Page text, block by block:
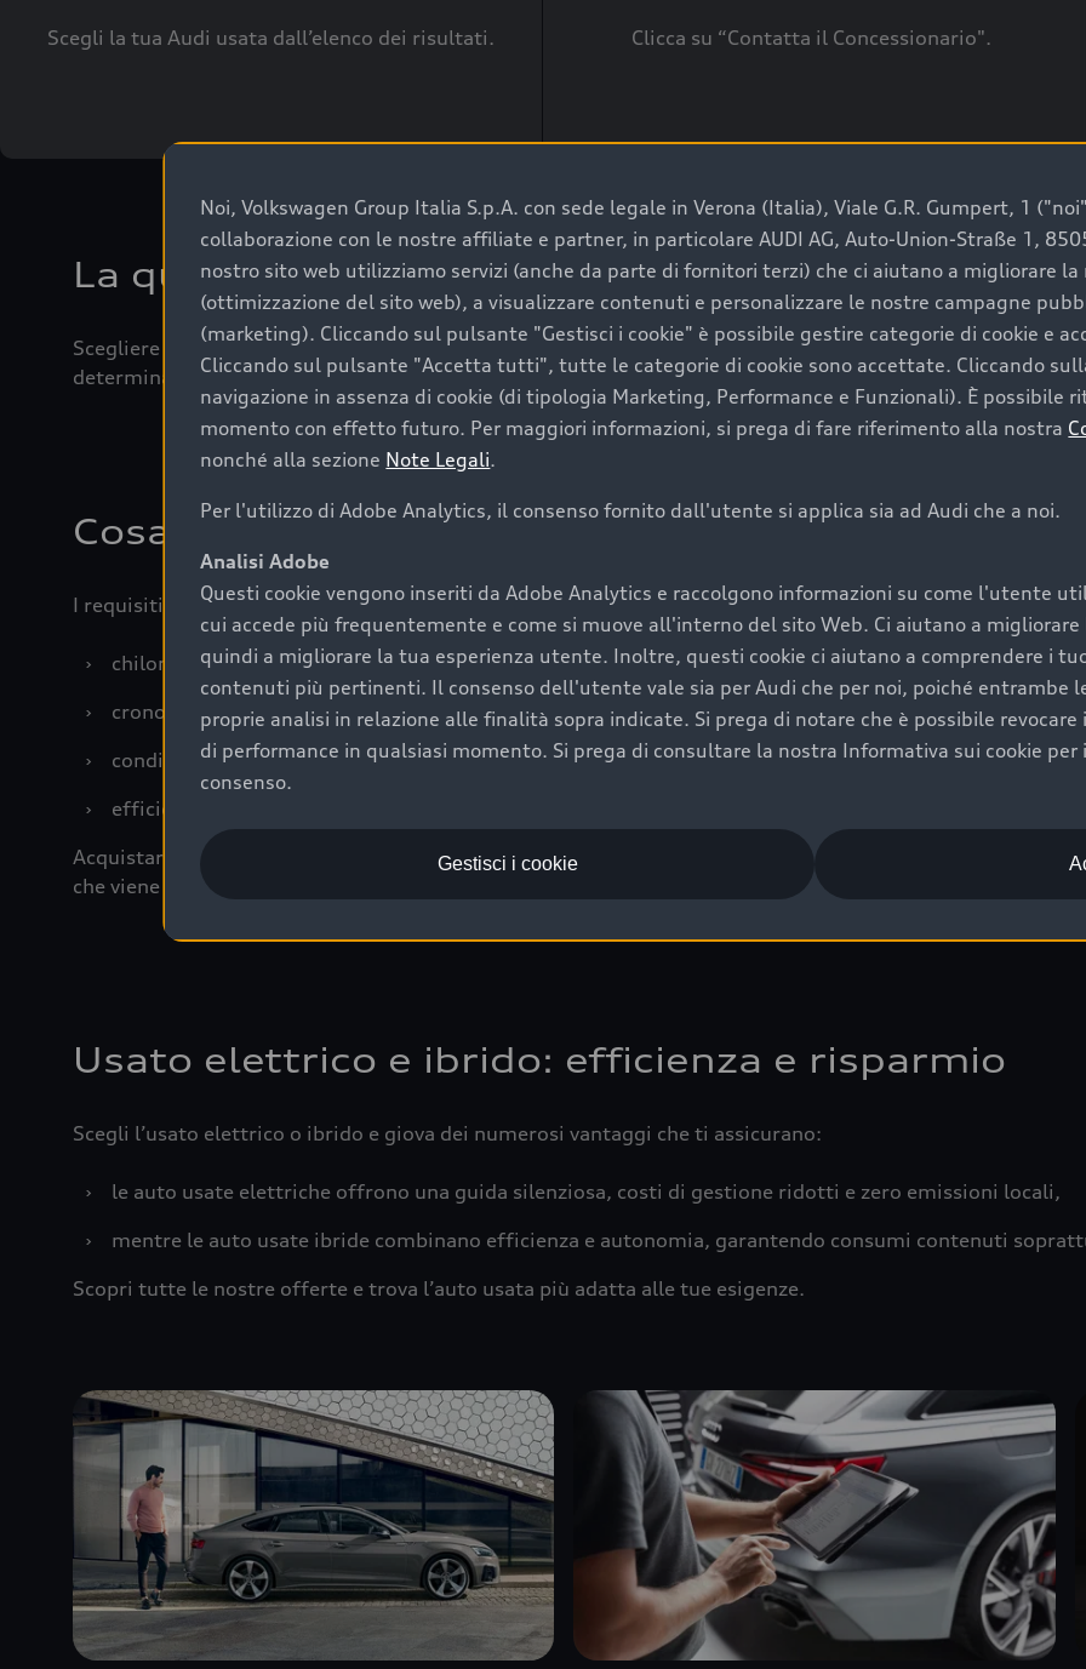
Scegli la tua Audi usata dall’elenco dei risultati. Clicca su “Contatta il Concessionario".
La qualità di acquistare un’auto usata Audi
Scegliere un’auto usata è una decisione che coniuga convenienza, affidabilità e sostenibilità. Per fare un
determinanti come la garanzia inclusa e l’affidabilità del marchio. Audi offre l’auto usata perfetta tramite
Cosa sapere prima di acquistare la tua prossima
I requisiti fondamentali da considerare prima di acquistare un’auto usata, oltre al prezzo e all'aspetto,
›
chilometraggio: un valore contenuto corrisponde a uno stato migliore del veicolo e a una maggiore
›
cronologia dei tagliandi: una documentazione completa della vettura certifica una manutenzione
›
condizioni della carrozzeria e degli interni: una buona conservazione evidenzia cura e attenzione del
›
efficienza meccanica: motore, trasmissione e componenti principali in ottimo stato garantiscono
Acquistare un’auto usata in una Concessionaria ufficiale Audi che offre l’usato garantito tramite Audi
che viene sottoposto a 110 controlli approfonditi e coperto da garanzia fino a 4 anni per una maggiore
Usato elettrico e ibrido: efficienza e risparmio
Scegli l’usato elettrico o ibrido e giova dei numerosi vantaggi che ti assicurano:
›
le auto usate elettriche offrono una guida silenziosa, costi di gestione ridotti e zero emissioni locali,
›
mentre le auto usate ibride combinano efficienza e autonomia, garantendo consumi contenuti
Scopri tutte le nostre offerte e trova l’auto usata più adatta alle tue esigenze.
Noi, Volkswagen Group Italia S.p.A. con sede legale in Verona (Italia), Viale G.R. Gumpert, 1
collaborazione con le nostre affiliate e partner, in particolare AUDI AG, Auto-Union-Straße 1,
nostro sito web utilizziamo servizi (anche da parte di fornitori terzi) che ci aiutano a migliorare la
(ottimizzazione del sito web), a visualizzare contenuti e personalizzare le nostre campagne
(marketing). Cliccando sul pulsante "Gestisci i cookie" è possibile gestire categorie di cookie e
Cliccando sul pulsante "Accetta tutti", tutte le categorie di cookie sono accettate. Cliccando
navigazione in assenza di cookie (di tipologia Marketing, Performance e Funzionali). È possibile
momento con effetto futuro. Per maggiori informazioni, si prega di fare riferimento alla nostra
nonché alla sezione Note Legali.
Per l'utilizzo di Adobe Analytics, il consenso fornito dall'utente si applica sia ad Audi che a noi.
Analisi Adobe
Questi cookie vengono inseriti da Adobe Analytics e raccolgono informazioni su come l'utente
cui accede più frequentemente e come si muove all'interno del sito Web. Ci aiutano a
quindi a migliorare la tua esperienza utente. Inoltre, questi cookie ci aiutano a comprendere i
contenuti più pertinenti. Il consenso dell'utente vale sia per Audi che per noi, poiché entrambe
proprie analisi in relazione alle finalità sopra indicate. Si prega di notare che è possibile
di performance in qualsiasi momento. Si prega di consultare la nostra Informativa sui cookie per
consenso.
Gestisci i cookie